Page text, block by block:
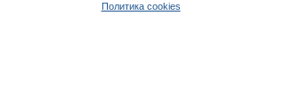
Политика cookies